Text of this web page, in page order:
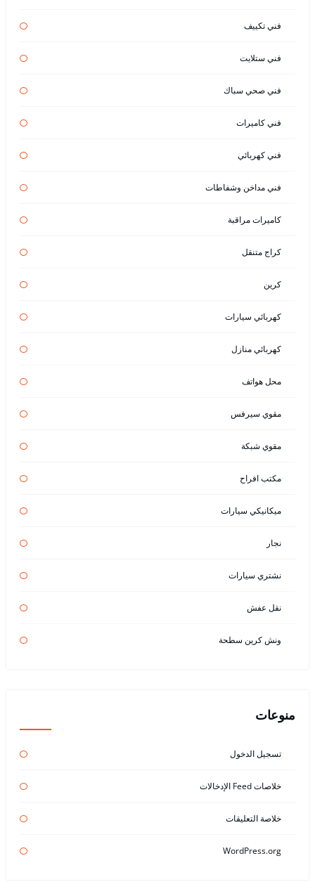
فني تكييف
فني ستلايت
فني صحي سباك
فني كاميرات
فني كهربائي
فني مداخن وشفاطات
كاميرات مراقبة
كراج متنقل
كرين
كهربائي سيارات
كهربائي منازل
محل هواتف
مقوي سيرفس
مقوي شبكة
مكتب افراح
ميكانيكي سيارات
نجار
نشتري سيارات
نقل عفش
ونش كرين سطحة
منوعات
تسجيل الدخول
خلاصات Feed الإدخالات
خلاصة التعليقات
WordPress.org